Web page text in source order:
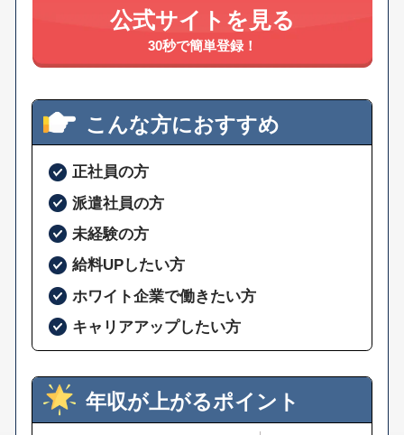
公式サイトを見る
30秒で簡単登録！
こんな方におすすめ
正社員の方
派遣社員の方
未経験の方
給料UPしたい方
ホワイト企業で働きたい方
キャリアアップしたい方
年収が上がるポイント